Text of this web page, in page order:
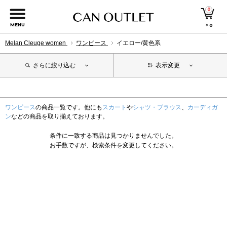
MENU
0
￥0
Melan Cleuge women ワンピース イエロー/黄色系
さらに絞り込む 表示変更
ワンピースの商品一覧です。他にも スカート やシャツ・ブラウス、 カーディガ
ンなどの商品を取り揃えております。
条件に一致する商品は見つかりませんでした。
お手数ですが、検索条件を変更してください。